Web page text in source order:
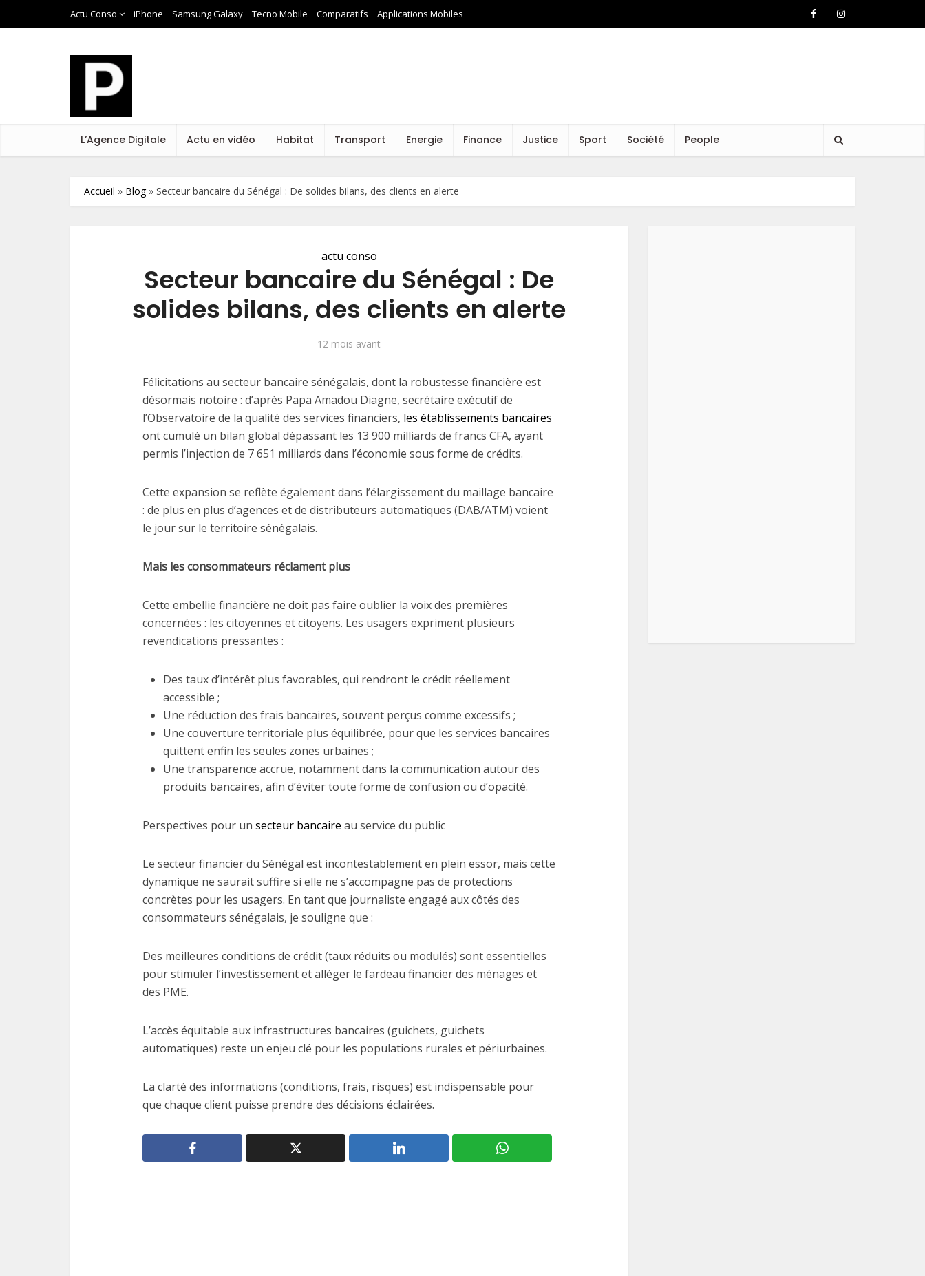
Actu Conso iPhone Samsung Galaxy Tecno Mobile Comparatifs Applications Mobiles
L’Agence Digitale Actu en vidéo Habitat Transport Energie Finance Justice Sport Société People
Accueil » Blog» Secteur bancaire du Sénégal : De solides bilans, des clients en alerte
actu conso
Secteur bancaire du Sénégal : De
solides bilans, des clients en alerte
12 mois avant
Félicitations au secteur bancaire sénégalais, dont la robustesse financière est
désormais notoire : d’après Papa Amadou Diagne, secrétaire exécutif de
l’Observatoire de la qualité des services financiers, les établissements bancaires
ont cumulé un bilan global dépassant les 13 900 milliards de francs CFA, ayant
permis l’injection de 7 651 milliards dans l’économie sous forme de crédits.
Cette expansion se reflète également dans l’élargissement du maillage bancaire
: de plus en plus d’agences et de distributeurs automatiques (DAB/ATM) voient
le jour sur le territoire sénégalais.
Mais les consommateurs réclament plus
Cette embellie financière ne doit pas faire oublier la voix des premières
concernées : les citoyennes et citoyens. Les usagers expriment plusieurs
revendications pressantes :
Des taux d’intérêt plus favorables, qui rendront le crédit réellement
accessible ;
Une réduction des frais bancaires, souvent perçus comme excessifs ;
Une couverture territoriale plus équilibrée, pour que les services bancaires
quittent enfin les seules zones urbaines ;
Une transparence accrue, notamment dans la communication autour des
produits bancaires, afin d’éviter toute forme de confusion ou d’opacité.
Perspectives pour un secteur bancaire au service du public
Le secteur financier du Sénégal est incontestablement en plein essor, mais cette
dynamique ne saurait suffire si elle ne s’accompagne pas de protections
concrètes pour les usagers. En tant que journaliste engagé aux côtés des
consommateurs sénégalais, je souligne que :
Des meilleures conditions de crédit (taux réduits ou modulés) sont essentielles
pour stimuler l’investissement et alléger le fardeau financier des ménages et
des PME.
L’accès équitable aux infrastructures bancaires (guichets, guichets
automatiques) reste un enjeu clé pour les populations rurales et périurbaines.
La clarté des informations (conditions, frais, risques) est indispensable pour
que chaque client puisse prendre des décisions éclairées.